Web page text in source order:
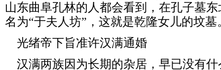
山东曲阜孔林的人都会看到，在孔子墓
名为“于夫人坊”，这就是乾隆女儿的坟墓
光绪帝下旨准许汉满通婚
汉满两族因为长期的杂居，早已没有